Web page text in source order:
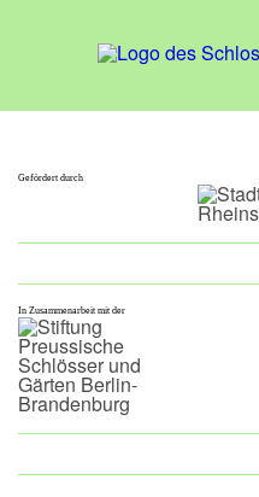
Gefördert durch
In Zusammenarbeit mit der